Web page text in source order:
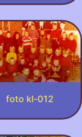
foto kl-012